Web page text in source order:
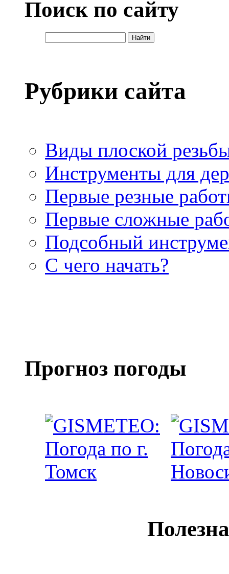
Поиск по сайту
Рубрики сайта
Виды плоской
Инструменты для
Первые резные
Первые сложные
Подсобный
С чего начать?
Прогноз погоды